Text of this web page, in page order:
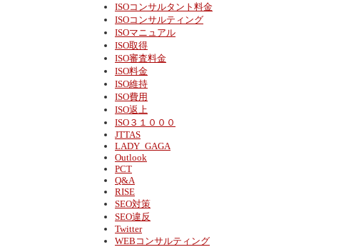
ISOコンサルタント料金
ISOコンサルティング
ISOマニュアル
ISO取得
ISO審査料金
ISO料金
ISO維持
ISO費用
ISO返上
ISO３１０００
JTTAS
LADY_GAGA
Outlook
PCT
Q&A
RISE
SEO対策
SEO違反
Twitter
WEBコンサルティング